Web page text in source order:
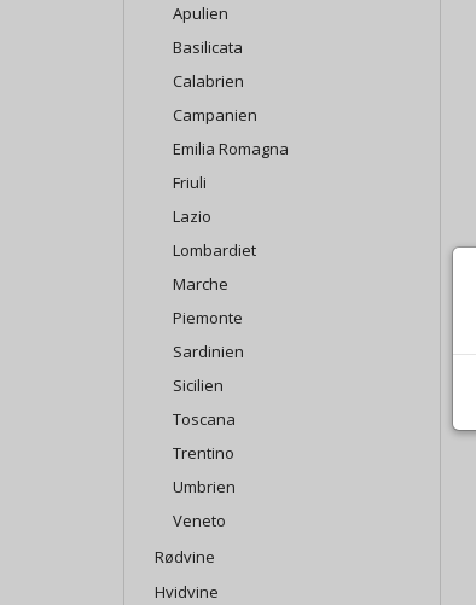
Apulien
Basilicata
Calabrien
Campanien
Emilia Romagna
Friuli
Lazio
Lombardiet
Marche
Piemonte
Sardinien
Sicilien
Toscana
Trentino
Umbrien
Veneto
Rødvine
Hvidvine